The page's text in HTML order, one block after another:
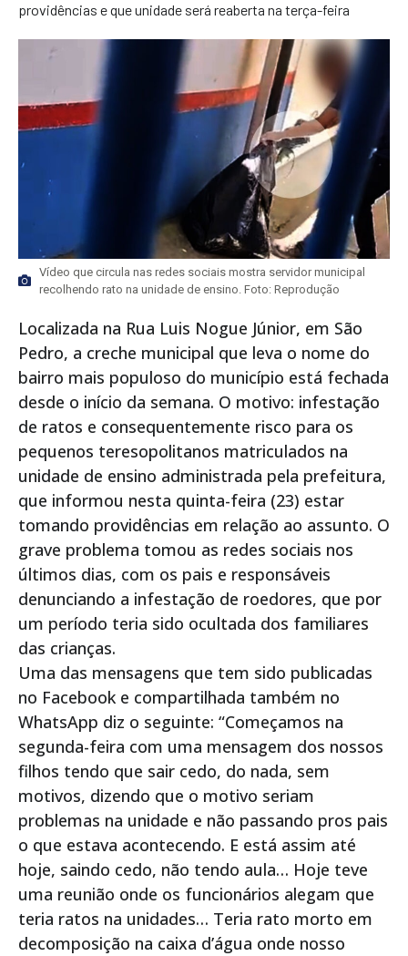
providências e que unidade será reaberta na terça-feira
Vídeo que circula nas redes sociais mostra servidor municipal
recolhendo rato na unidade de ensino. Foto: Reprodução
Localizada na Rua Luis Nogue Júnior, em São
Pedro, a creche municipal que leva o nome do
bairro mais populoso do município está fechada
desde o início da semana. O motivo: infestação
de ratos e consequentemente risco para os
pequenos teresopolitanos matriculados na
unidade de ensino administrada pela prefeitura,
que informou nesta quinta-feira (23) estar
tomando providências em relação ao assunto. O
grave problema tomou as redes sociais nos
últimos dias, com os pais e responsáveis
denunciando a infestação de roedores, que por
um período teria sido ocultada dos familiares
das crianças.
Uma das mensagens que tem sido publicadas
no Facebook e compartilhada também no
WhatsApp diz o seguinte: “Começamos na
segunda-feira com uma mensagem dos nossos
filhos tendo que sair cedo, do nada, sem
motivos, dizendo que o motivo seriam
problemas na unidade e não passando pros pais
o que estava acontecendo. E está assim até
hoje, saindo cedo, não tendo aula… Hoje teve
uma reunião onde os funcionários alegam que
teria ratos na unidades… Teria rato morto em
decomposição na caixa d’água onde nosso